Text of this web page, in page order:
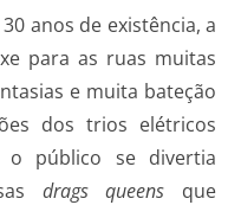
anos de existência, a
para as ruas muitas
e muita bateção
dos trios elétricos
o público se divertia
drags queens que